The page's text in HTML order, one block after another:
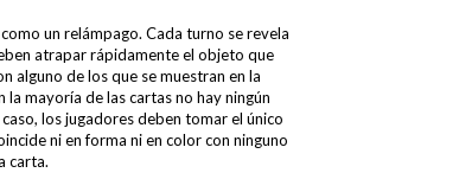
un relámpago. Cada turno se revela
atrapar rápidamente el objeto que
alguno de los que se muestran en la
la mayoría de las cartas no hay ningún
los jugadores deben tomar el único
ni en forma ni en color con ninguno
carta.